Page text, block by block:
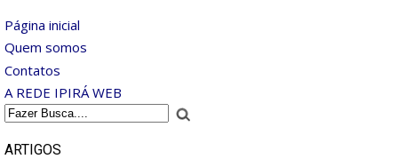
Página inicial
Quem somos
Contatos
A REDE IPIRÁ WEB
ARTIGOS